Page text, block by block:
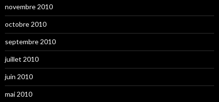
novembre 2010
octobre 2010
septembre 2010
juillet 2010
juin 2010
mai 2010